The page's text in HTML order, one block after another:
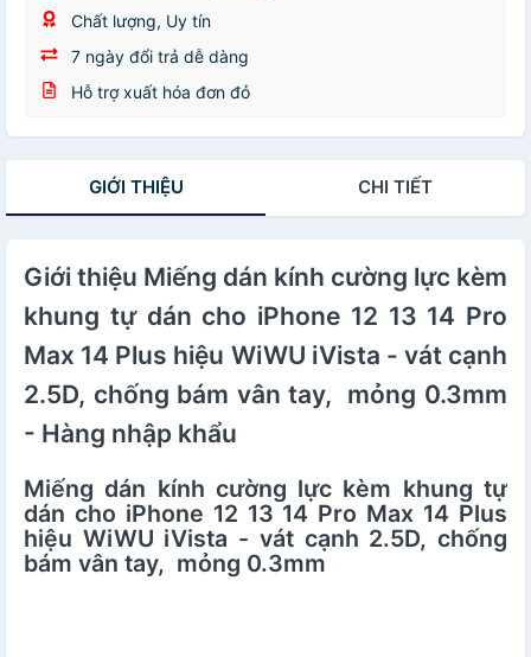
Chất lượng, Uy tín
7 ngày đổi trả dễ dàng
Hỗ trợ xuất hóa đơn đỏ
GIỚI THIỆU CHI TIẾT
Giới thiệu Miếng dán kính cường lực kèm
khung tự dán cho iPhone 12 13 14 Pro
Max 14 Plus hiệu WiWU iVista - vát cạnh
2.5D, chống bám vân tay, mỏng 0.3mm
- Hàng nhập khẩu
Miếng dán kính cường lực kèm khung tự
dán cho iPhone 12 13 14 Pro Max 14 Plus
hiệu WiWU iVista - vát cạnh 2.5D, chống
bám vân tay, mỏng 0.3mm